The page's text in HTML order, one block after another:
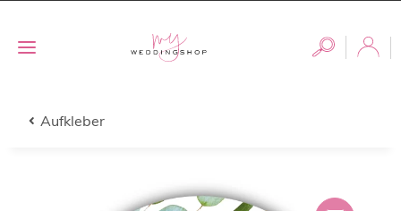
Aufkleber